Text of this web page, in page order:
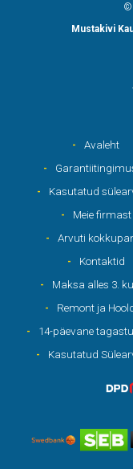
©
Mustakivi
Avaleht
Kasutatud
Meie firmast
Arvuti
Kontaktid
Maksa alles 3.
Remont ja
14-päevane
Kasutatud